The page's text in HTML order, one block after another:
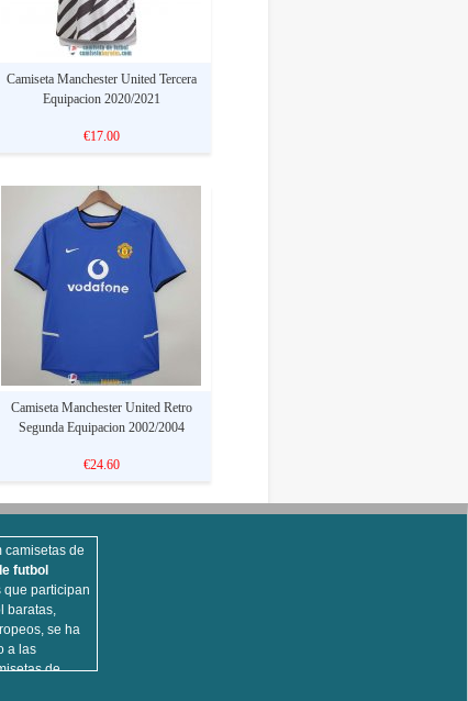
Camiseta Manchester United Tercera
Equipacion 2020/2021
€17.00
Camiseta Manchester United Retro
Segunda Equipacion 2002/2004
€24.60
camisetas de
futbol
que participan
baratas,
se ha
a las
de